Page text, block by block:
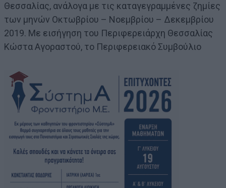
Θεσσαλίας, ανάλογα με τις καταγεγραμμένες ζημίες
των μηνών Οκτωβρίου – Νοεμβρίου – Δεκεμβρίου
2019. Με εισήγηση του Περιφερειάρχη Θεσσαλίας
Κώστα Αγοραστού, το Περιφερειακό Συμβούλιο